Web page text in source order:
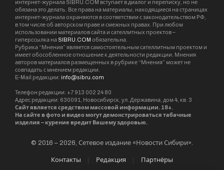
Маньчжурию, разгроме японской Квантунской
армии, истории Забайкальского и
Дальневосточного фронтов, телеграммы
Вячеслава Молотова, тексты соглашения по
вопросам Дальнего Востока, акты о
Также на выставке – уникальные подлинные
предметы из музейных фондов исторического
парка. Среди них авторские листы карикатур